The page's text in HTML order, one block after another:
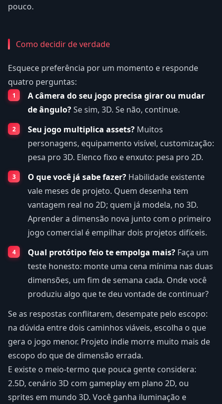
pouco.
Como decidir de verdade
Esquece preferência por um momento e responde
quatro perguntas:
A câmera do seu jogo precisa girar ou mudar
de ângulo?Se sim, 3D. Se não, continue.
Seu jogo multiplica assets? Muitos
personagens, equipamento visível, customização:
pesa pro 3D. Elenco fixo e enxuto: pesa pro 2D.
O que você já sabe fazer? Habilidade existente
vale meses de projeto. Quem desenha tem
vantagem real no 2D; quem já modela, no 3D.
Aprender a dimensão nova junto com o primeiro
jogo comercial é empilhar dois projetos difíceis.
Qual protótipo feio te empolga mais? Faça um
teste honesto: monte uma cena mínima nas duas
dimensões, um fim de semana cada. Onde você
produziu algo que te deu vontade de continuar?
Se as respostas conflitarem, desempate pelo escopo:
na dúvida entre dois caminhos viáveis, escolha o que
gera o jogo menor. Projeto indie morre muito mais de
escopo do que de dimensão errada.
E existe o meio-termo que pouca gente considera:
2.5D, cenário 3D com gameplay em plano 2D, ou
sprites em mundo 3D. Você ganha iluminação e